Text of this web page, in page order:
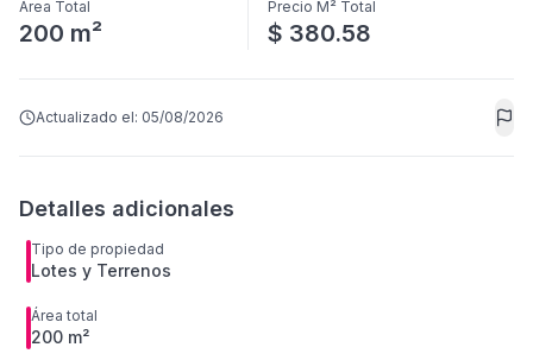
Área Total
200 m²
Precio M² Total
$ 380.58
Actualizado el: 05/08/2026
Detalles adicionales
Tipo de propiedad
Lotes y Terrenos
Área total
200 m²